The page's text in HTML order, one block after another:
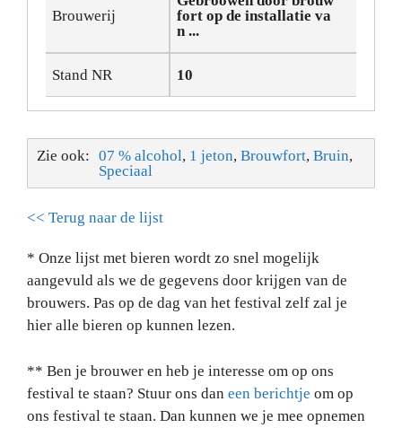
Brouwerij
fort op de installatie va
n ...
Stand NR 10
Zie ook: 07 % alcohol, 1 jeton, Brouwfort, Bruin,
Speciaal
<< Terug naar de lijst
* Onze lijst met bieren wordt zo snel mogelijk
aangevuld als we de gegevens door krijgen van de
brouwers. Pas op de dag van het festival zelf zal je
hier alle bieren op kunnen lezen.
** Ben je brouwer en heb je interesse om op ons
festival te staan? Stuur ons dan een berichtje om op
ons festival te staan. Dan kunnen we je mee opnemen